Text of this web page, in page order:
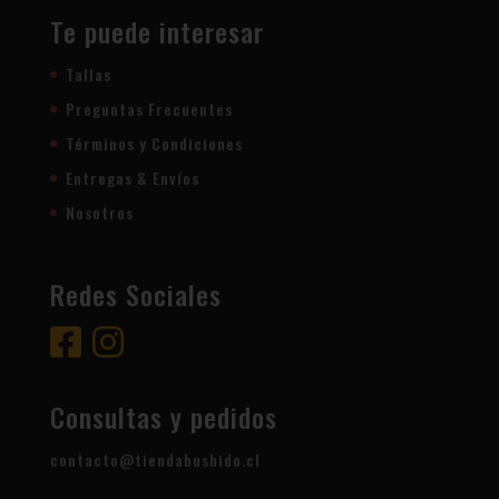
Te puede interesar
Tallas
Preguntas Frecuentes
Términos y Condiciones
Entregas & Envíos
Nosotros
Redes Sociales
Consultas y pedidos
contacto@tiendabushido.cl